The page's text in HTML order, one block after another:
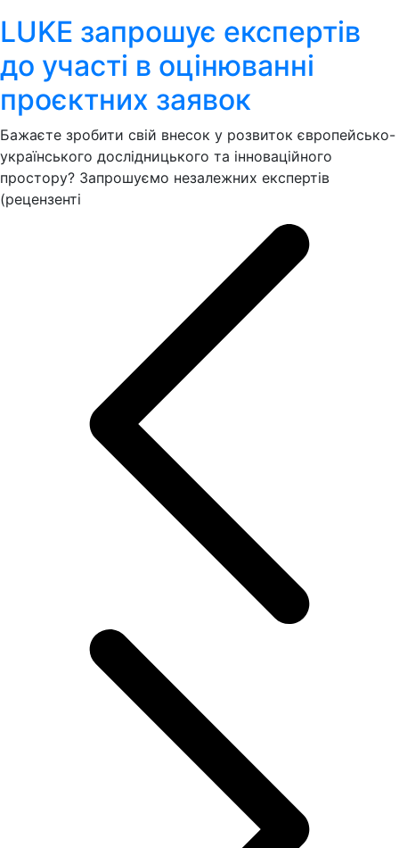
LUKE запрошує експертів
до участі в оцінюванні
проєктних заявок
Бажаєте зробити свій внесок у розвиток європейсько-
українського дослідницького та інноваційного
простору? Запрошуємо незалежних експертів
(рецензенті